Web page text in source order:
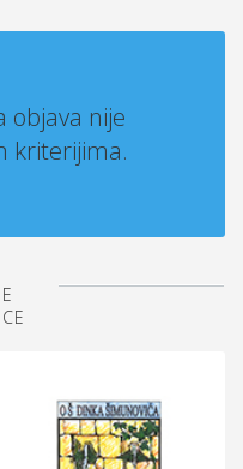
objava nije
kriterijima.